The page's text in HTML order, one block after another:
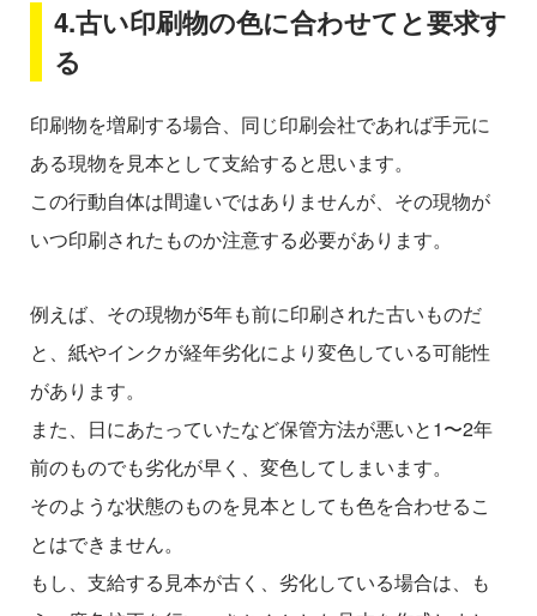
4.古い印刷物の色に合わせてと要求す
る
印刷物を増刷する場合、同じ印刷会社であれば手元に
ある現物を見本として支給すると思います。
この行動自体は間違いではありませんが、その現物が
いつ印刷されたものか注意する必要があります。
例えば、その現物が5年も前に印刷された古いものだ
と、紙やインクが経年劣化により変色している可能性
があります。
また、日にあたっていたなど保管方法が悪いと1〜2年
前のものでも劣化が早く、変色してしまいます。
そのような状態のものを見本としても色を合わせるこ
とはできません。
もし、支給する見本が古く、劣化している場合は、も